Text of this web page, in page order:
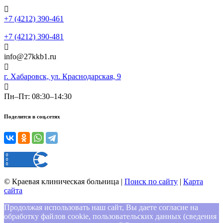
+7 (4212) 390-461
+7 (4212) 390-481
info@27kkb1.ru
г. Хабаровск, ул. Краснодарская, 9
Пн–Пт: 08:30–14:30
Поделится в соц.сетях
© Краевая клиническая больница | Поиск по сайту | Карта
сайта
Продолжая использовать наш сайт, Вы даете согласие на
обработку файлов cookie, пользовательских данных (сведения